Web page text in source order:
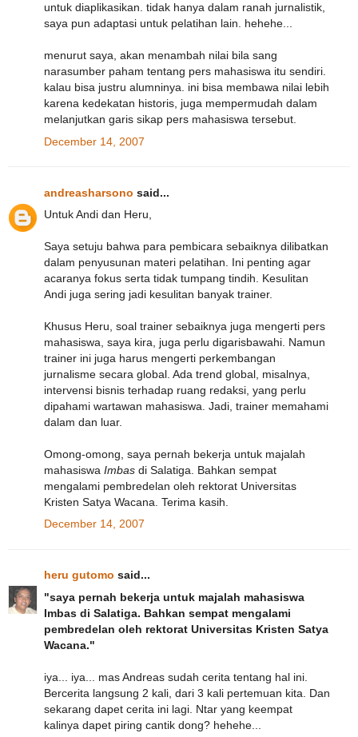
untuk diaplikasikan. tidak hanya dalam ranah jurnalistik,
saya pun adaptasi untuk pelatihan lain. hehehe...
menurut saya, akan menambah nilai bila sang
narasumber paham tentang pers mahasiswa itu sendiri.
kalau bisa justru alumninya. ini bisa membawa nilai lebih
karena kedekatan historis, juga mempermudah dalam
melanjutkan garis sikap pers mahasiswa tersebut.
December 14, 2007
andreasharsono said...
Untuk Andi dan Heru,
Saya setuju bahwa para pembicara sebaiknya dilibatkan
dalam penyusunan materi pelatihan. Ini penting agar
acaranya fokus serta tidak tumpang tindih. Kesulitan
Andi juga sering jadi kesulitan banyak trainer.
Khusus Heru, soal trainer sebaiknya juga mengerti pers
mahasiswa, saya kira, juga perlu digarisbawahi. Namun
trainer ini juga harus mengerti perkembangan
jurnalisme secara global. Ada trend global, misalnya,
intervensi bisnis terhadap ruang redaksi, yang perlu
dipahami wartawan mahasiswa. Jadi, trainer memahami
dalam dan luar.
Omong-omong, saya pernah bekerja untuk majalah
mahasiswa Imbas di Salatiga. Bahkan sempat
mengalami pembredelan oleh rektorat Universitas
Kristen Satya Wacana. Terima kasih.
December 14, 2007
heru gutomo said...
"saya pernah bekerja untuk majalah mahasiswa
Imbas di Salatiga. Bahkan sempat mengalami
pembredelan oleh rektorat Universitas Kristen Satya
Wacana."
iya... iya... mas Andreas sudah cerita tentang hal ini.
Bercerita langsung 2 kali, dari 3 kali pertemuan kita. Dan
sekarang dapet cerita ini lagi. Ntar yang keempat
kalinya dapet piring cantik dong? hehehe...